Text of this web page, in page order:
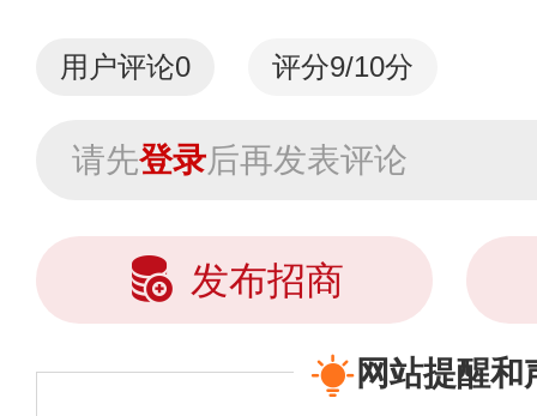
用户评论0 评分9/10分
请先登录后再发表评论
发布招商
网站提醒和